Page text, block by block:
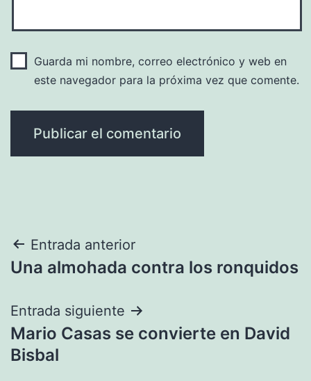
Guarda mi nombre, correo electrónico y web en
este navegador para la próxima vez que comente.
Navegación
de
entradas
Entrada anterior
Una almohada contra los ronquidos
Entrada siguiente
Mario Casas se convierte en David
Bisbal